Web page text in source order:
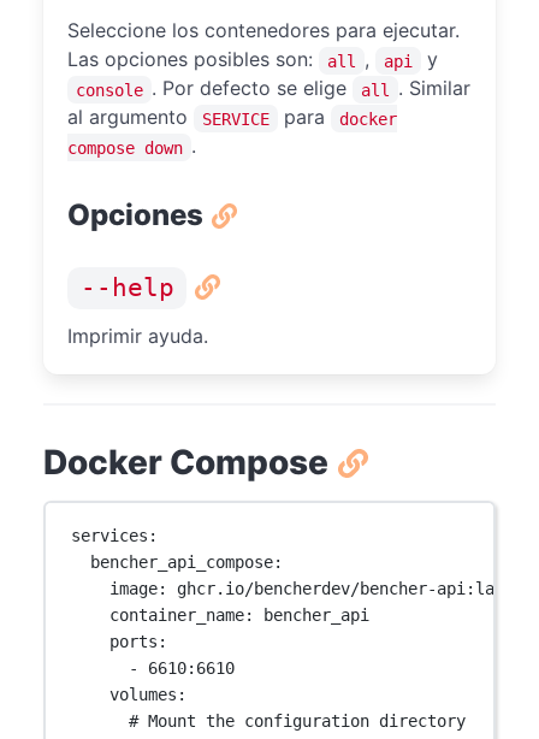
Seleccione los contenedores para ejecutar.
Las opciones posibles son:
all , api y
console . Por defecto se elige all
. Similar
al argumento
SERVICE para
docker
compose down .
Opciones
--help
Imprimir ayuda.
Docker Compose
services :
bencher_api_compose:
image: ghcr.io/bencherdev/bencher-api:latest
container_name:
bencher_api
ports :
- 6610:6610
volumes :
# Mount the configuration directory